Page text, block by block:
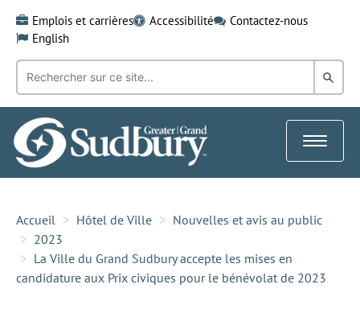
content
Emplois et carrières Accessibilité
Contactez-nous
English
Recherche
mot-
clé:
dans
Toggle
Accueil Hôtel de Ville
Nouvelles et avis au public
2023
La Ville du Grand Sudbury accepte les mises en
candidature aux Prix civiques pour le bénévolat de 2023